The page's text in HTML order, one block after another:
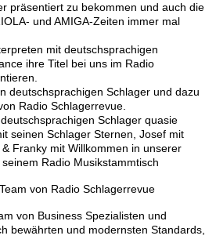
präsentiert zu bekommen und auch die
und AMIGA-Zeiten immer mal
mit deutschsprachigen
ihre Titel bei uns im Radio
deutschsprachigen Schlager und dazu
Radio Schlagerrevue.
Schlager quasie
seinen Schlager Sternen, Josef mit
Franky mit Willkommen in unserer
Radio Musikstammtisch
von Radio Schlagerrevue
von Business Spezialisten und
bewährten und modernsten Standards,